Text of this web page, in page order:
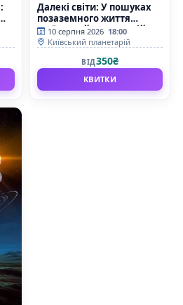
Далекі світи: У пошуках
позаземного життя
(Київський планетарій)
10 серпня 2026 18:00
Київський планетарій
ВІД350₴
КВИТКИ